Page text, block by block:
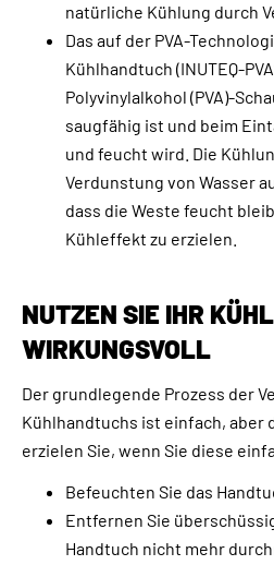
natürliche Kühlung durch
Das auf der PVA-
Kühlhandtuch (INUTEQ-
Polyvinylalkohol (PVA)-
saugfähig ist und beim
und feucht wird. Die
Verdunstung von Wasser
dass die Weste feucht
Kühleffekt zu erzielen.
NUTZEN SIE IHR
WIRKUNGSVOLL
Der grundlegende Prozess der
Kühlhandtuchs ist einfach, aber
erzielen Sie, wenn Sie diese
Befeuchten Sie das
Entfernen Sie
Handtuch nicht mehr